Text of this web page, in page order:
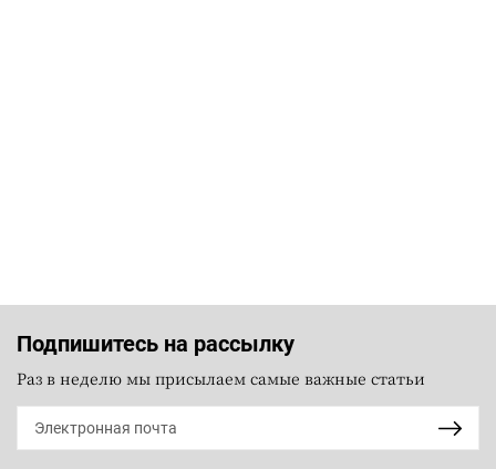
Подпишитесь на рассылку
Раз в неделю мы присылаем самые важные статьи